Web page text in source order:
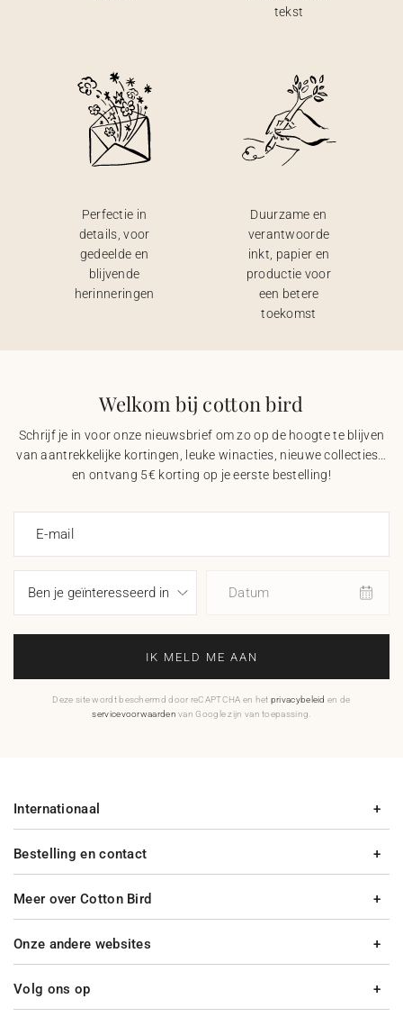
tekst
Perfectie in
details, voor
gedeelde en
blijvende
herinneringen
Duurzame en
verantwoorde
inkt, papier en
productie voor
een betere
toekomst
Welkom bij cotton bird
Schrijf je in voor onze nieuwsbrief om zo op de hoogte te blijven
van aantrekkelijke kortingen, leuke winacties, nieuwe collecties…
en ontvang 5€ korting op je eerste bestelling!
E-mail
Datum
IK MELD ME AAN
Deze site wordt beschermd door reCAPTCHA en het privacybeleid en de
servicevoorwaarden van Google zijn van toepassing.
Bestelling en contact
Meer over Cotton Bird
Internationaal
Onze andere websites
Volg ons op